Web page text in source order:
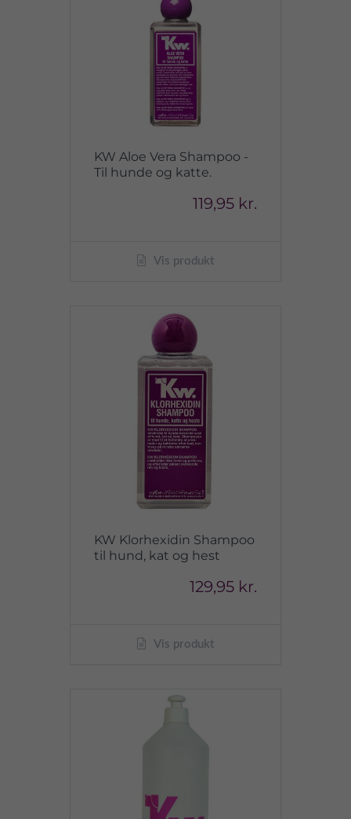
KW Aloe Vera Shampoo -
Til hunde og katte.
119,95 kr.
Vis produkt
KW Klorhexidin Shampoo
til hund, kat og hest
129,95 kr.
Vis produkt